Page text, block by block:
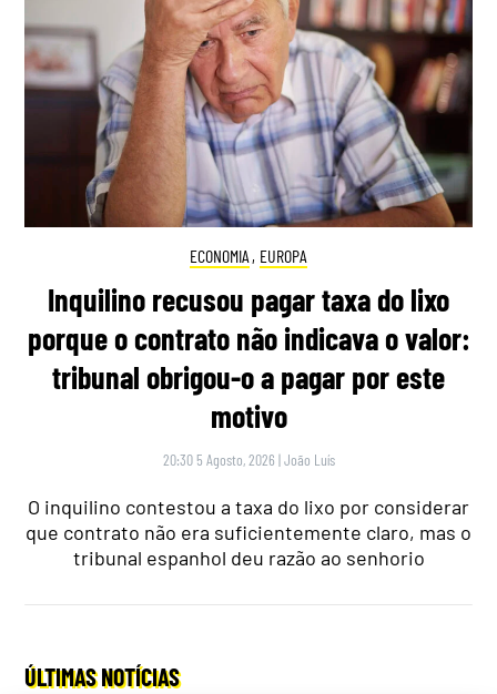
ECONOMIA , EUROPA
Inquilino recusou pagar taxa do lixo
porque o contrato não indicava o valor:
tribunal obrigou-o a pagar por este
motivo
20:30 5 Agosto, 2026 |João Luís
O inquilino contestou a taxa do lixo por considerar
que contrato não era suficientemente claro, mas o
tribunal espanhol deu razão ao senhorio
ÚLTIMAS NOTÍCIAS